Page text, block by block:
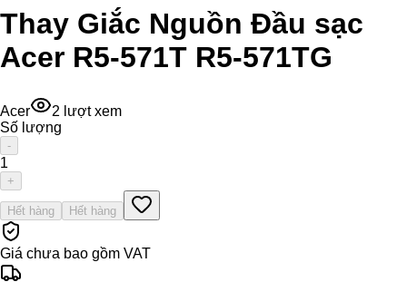
Thay Giắc Nguồn Đầu sạc
Acer R5-571T R5-571TG
Acer 2 lượt xem
Số lượng
-
1
+
Hết hàng Hết hàng
Giá chưa bao gồm VAT